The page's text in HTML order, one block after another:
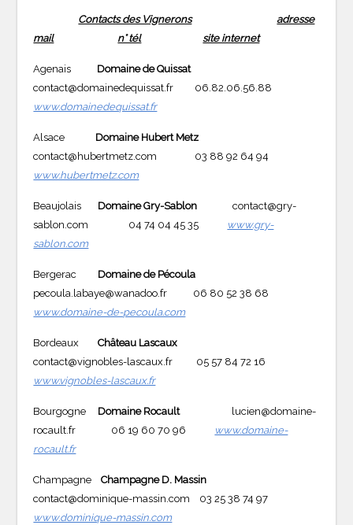
Contacts des Vignerons
adresse
mail
n° tél site internet
Agenais Domaine de Quissat
contact@domainedequissat.fr 06.82.06.56.88
www.domainedequissat.fr
Alsace Domaine Hubert Metz
contact@hubertmetz.com 03 88 92 64 94
www.hubertmetz.com
Beaujolais Domaine Gry-Sabloncontact@gry-
sablon.com 04 74 04 45 35
www.gry-
sablon.com
Bergerac Domaine de Pécoula
pecoula.labaye@wanadoo.fr 06 80 52 38 68
www.domaine-de-pecoula.com
BordeauxChâteau Lascaux
contact@vignobles-lascaux.fr 05 57 84 72 16
www.vignobles-lascaux.fr
Bourgogne Domaine Rocault lucien@domaine-
rocault.fr 06 19 60 70 96
www.domaine-
rocault.fr
ChampagneChampagne D. Massin
contact@dominique-massin.com 03 25 38 74 97
www.dominique-massin.com